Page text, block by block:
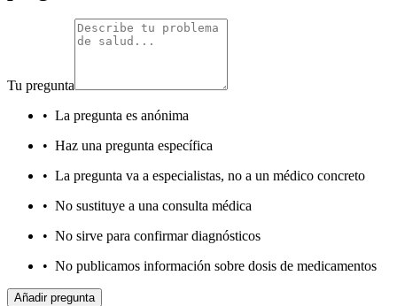
Tu pregunta
• La pregunta es anónima
• Haz una pregunta específica
• La pregunta va a especialistas, no a un médico concreto
• No sustituye a una consulta médica
• No sirve para confirmar diagnósticos
• No publicamos información sobre dosis de medicamentos
Añadir pregunta